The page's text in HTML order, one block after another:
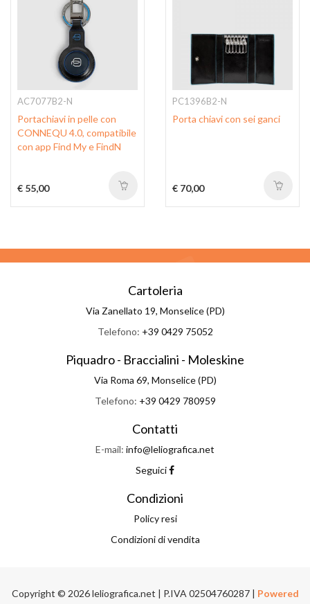
AC7077B2-N
Portachiavi in pelle con
CONNEQU 4.0, compatibile
con app Find My e FindN
€ 55,00
PC1396B2-N
Porta chiavi con sei ganci
€ 70,00
Cartoleria
Via Zanellato 19, Monselice (PD)
Telefono: +39 0429 75052
Piquadro - Braccialini - Moleskine
Via Roma 69, Monselice (PD)
Telefono: +39 0429 780959
Contatti
E-mail: info@leliografica.net
Seguici
Condizioni
Policy resi
Condizioni di vendita
Copyright © 2026 leliografica.net | P.IVA 02504760287 | Powered